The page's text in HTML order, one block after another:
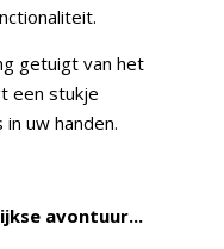
getuigt van het
een stukje
uw handen.
avontuur...